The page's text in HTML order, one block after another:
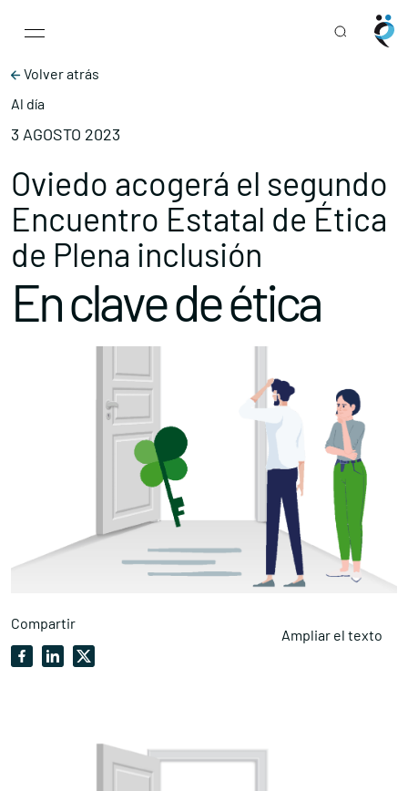
Main Navigation
Volver atrás
Al día
3 AGOSTO 2023
Oviedo acogerá el segundo
Encuentro Estatal de Ética
de Plena inclusión
En clave de ética
Compartir
Ampliar el texto